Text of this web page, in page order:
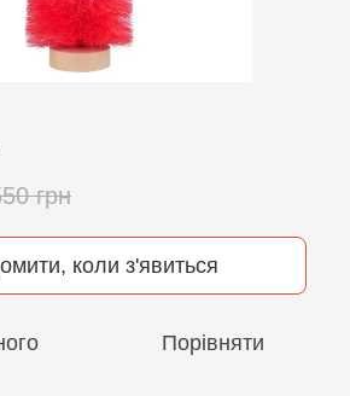
грн
коли з'явиться
Порівняти